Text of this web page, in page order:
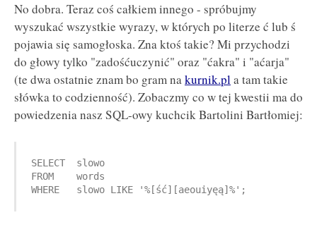
No dobra. Teraz coś całkiem innego - spróbujmy
wyszukać wszystkie wyrazy, w których po literze ć lub ś
pojawia się samogłoska. Zna ktoś takie? Mi przychodzi
do głowy tylko "zadośćuczynić" oraz "ćakra" i "aćarja"
(te dwa ostatnie znam bo gram nakurnik.pla tam takie
słówka to codzienność). Zobaczmy co w tej kwestii ma do
powiedzenia nasz SQL-owy kuchcik Bartolini Bartłomiej:
SELECT  slowo
FROM    words